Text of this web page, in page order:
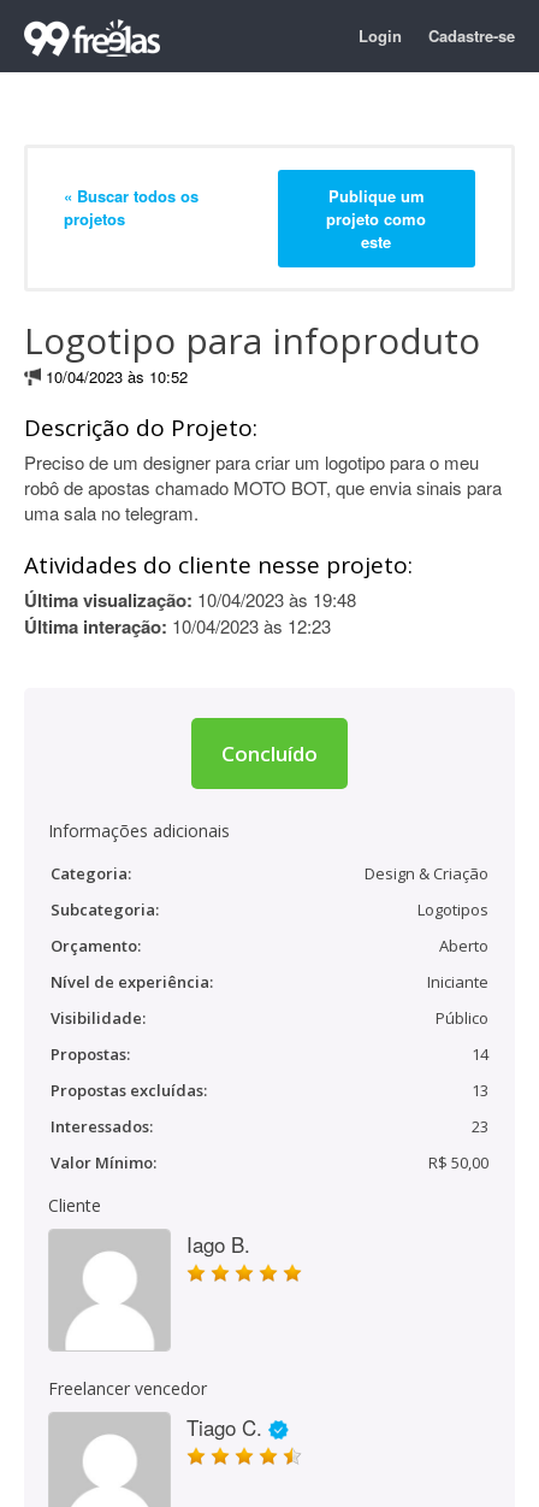
Login Cadastre-se
« Buscar todos os
projetos
Publique um
projeto como
este
Logotipo para infoproduto
10/04/2023 às 10:52
Descrição do Projeto:
Preciso de um designer para criar um logotipo para o meu
robô de apostas chamado MOTO BOT, que envia sinais para
uma sala no telegram.
Atividades do cliente nesse projeto:
Última visualização: 10/04/2023 às 19:48
Última interação: 10/04/2023 às 12:23
Concluído
Informações adicionais
Categoria:
Design & Criação
Subcategoria:
Logotipos
Orçamento:
Aberto
Nível de experiência:
Iniciante
Visibilidade:
Público
Propostas:
14
Propostas excluídas:
13
Interessados:
23
Valor Mínimo:
R$ 50,00
Cliente
Iago B.
Freelancer vencedor
Tiago C.